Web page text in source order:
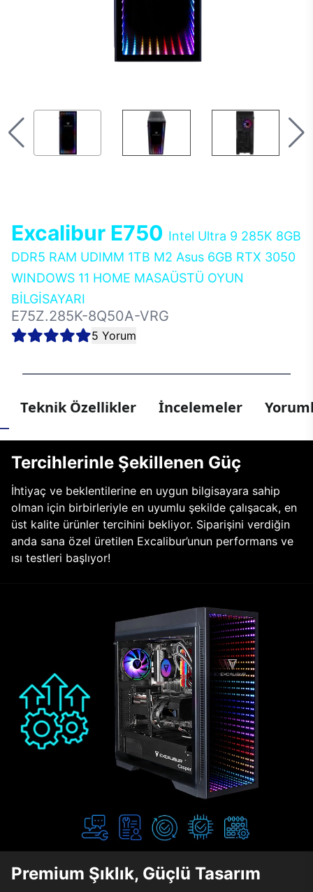
Excalibur E750 Intel Ultra 9 285K 8GB
DDR5 RAM UDIMM 1TB M2 Asus 6GB RTX 3050
WINDOWS 11 HOME MASAÜSTÜ OYUN
BİLGİSAYARI
E75Z.285K-8Q50A-VRG
5 Yorum
Teknik Özellikler İncelemeler
Tercihlerinle Şekillenen Güç
İhtiyaç ve beklentilerine en uygun bilgisayara sahip
olman için birbirleriyle en uyumlu şekilde çalışacak, en
üst kalite ürünler tercihini bekliyor. Siparişini verdiğin
anda sana özel üretilen Excalibur’unun performans ve
ısı testleri başlıyor!
Premium Şıklık, Güçlü Tasarım